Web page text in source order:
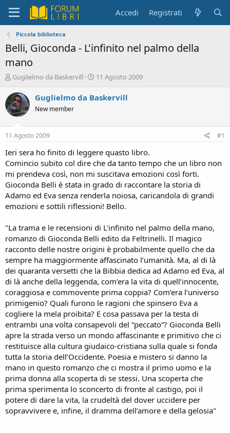
Accedi Registrati
Piccola biblioteca
Belli, Gioconda - L'infinito nel palmo della
mano
C
e
a
t
e
D
s
c
u
s
s
n
e
Guglielmo da Baskervill
D
t
i
z
i
o
11 Agosto 2009
Guglielmo da Baskervill
New member
11 Agosto 2009 #1
Ieri sera ho finito di leggere quasto libro.
Comincio subito col dire che da tanto tempo che un libro non
mi prendeva così, non mi suscitava emozioni così forti.
Gioconda Belli è stata in grado di raccontare la storia di
Adamo ed Eva senza renderla noiosa, caricandola di grandi
emozioni e sottili riflessioni! Bello.
"La trama e le recensioni di L'infinito nel palmo della mano,
romanzo di Gioconda Belli edito da Feltrinelli. Il magico
racconto delle nostre origini è probabilmente quello che da
sempre ha maggiormente affascinato l’umanità. Ma, al di là
dei quaranta versetti che la Bibbia dedica ad Adamo ed Eva, al
di là anche della leggenda, com’era la vita di quell’innocente,
coraggiosa e commovente prima coppia? Com’era l’universo
primigenio? Quali furono le ragioni che spinsero Eva a
cogliere la mela proibita? E cosa passava per la testa di
entrambi una volta consapevoli del “peccato”? Gioconda Belli
apre la strada verso un mondo affascinante e primitivo che ci
restituisce alla cultura giudaico-cristiana sulla quale si fonda
tutta la storia dell’Occidente. Poesia e mistero si danno la
mano in questo romanzo che ci mostra il primo uomo e la
prima donna alla scoperta di se stessi. Una scoperta che
prima sperimenta lo sconcerto di fronte al castigo, poi il
potere di dare la vita, la crudeltà del dover uccidere per
sopravvivere e, infine, il dramma dell’amore e della gelosia"